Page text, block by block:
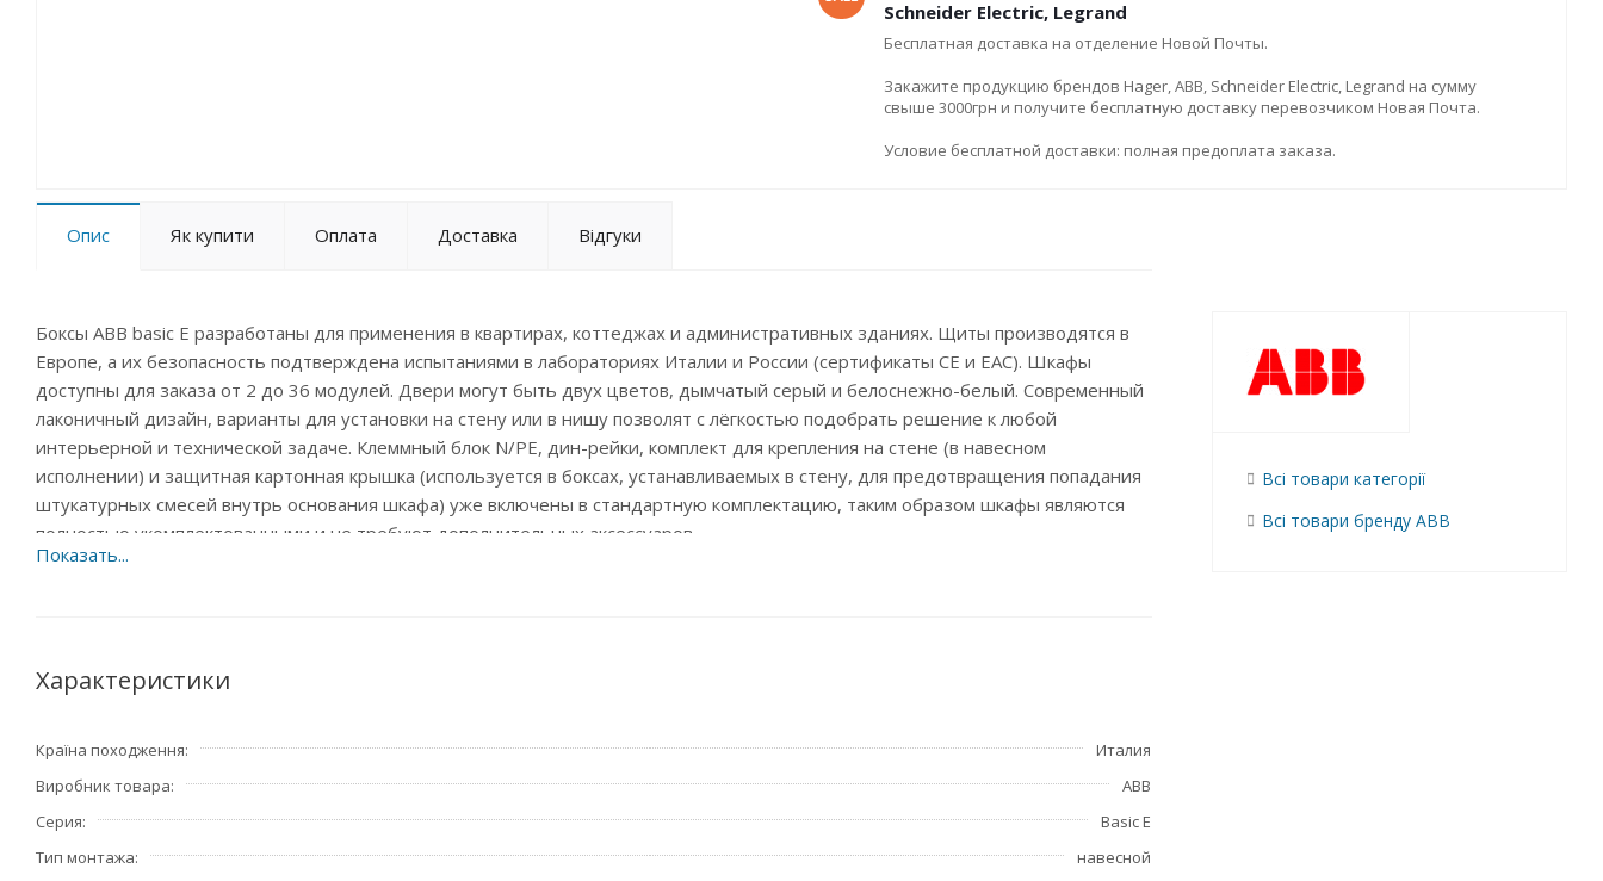
Schneider Electric, Legrand
Бесплатная доставка на отделение Новой Почты.
Закажите продукцию брендов Hager, ABB, Schneider Electric, Legrand на сумму
свыше 3000грн и получите бесплатную доставку перевозчиком Новая Почта.
Условие бесплатной доставки: полная предоплата заказа.
Опис Як купити Оплата Доставка Відгуки
Боксы ABB basic E разработаны для применения в квартирах, коттеджах и административных зданиях. Щиты производятся в
Европе, а их безопасность подтверждена испытаниями в лабораториях Италии и России (сертификаты CE и EAC). Шкафы
доступны для заказа от 2 до 36 модулей. Двери могут быть двух цветов, дымчатый серый и белоснежно-белый. Современный
лаконичный дизайн, варианты для установки на стену или в нишу позволят с лёгкостью подобрать решение к любой
интерьерной и технической задаче. Клеммный блок N/PE, дин-рейки, комплект для крепления на стене (в навесном
исполнении) и защитная картонная крышка (используется в боксах, устанавливаемых в стену, для предотвращения попадания
штукатурных смесей внутрь основания шкафа) уже включены в стандартную комплектацию, таким образом шкафы являются
полностью укомплектованными и не требуют дополнительных аксессуаров.
- Изменяемое направление открывания дверей
Особенности:
Двери двух типов: непрозрачная белая (RAL 9016), прозрачная серая
Защита от проникновения пыли и влаги IP40
Ударостойкость IK08 (5Дж)
Характеристики
Країна походження
Италия
Виробник товара
ABB
Серия
Basic E
Тип монтажа
навесной
Всі товари категорії
Всі товари бренду ABB